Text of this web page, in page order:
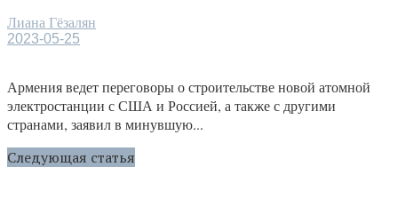
Лиана Гёзалян
2023-05-25
Армения ведет переговоры о строительстве новой атомной
электростанции с США и Россией, а также с другими
странами, заявил в минувшую...
Следующая статья